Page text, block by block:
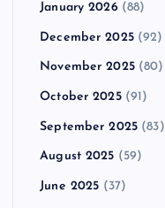
January 2026(88)
December 2025(92)
November 2025(80)
October 2025(91)
September 2025 (83)
August 2025 (59)
June 2025 (37)